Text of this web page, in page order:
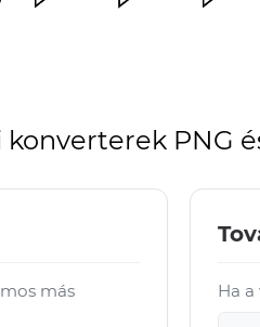
konverterek PNG
más
Ha